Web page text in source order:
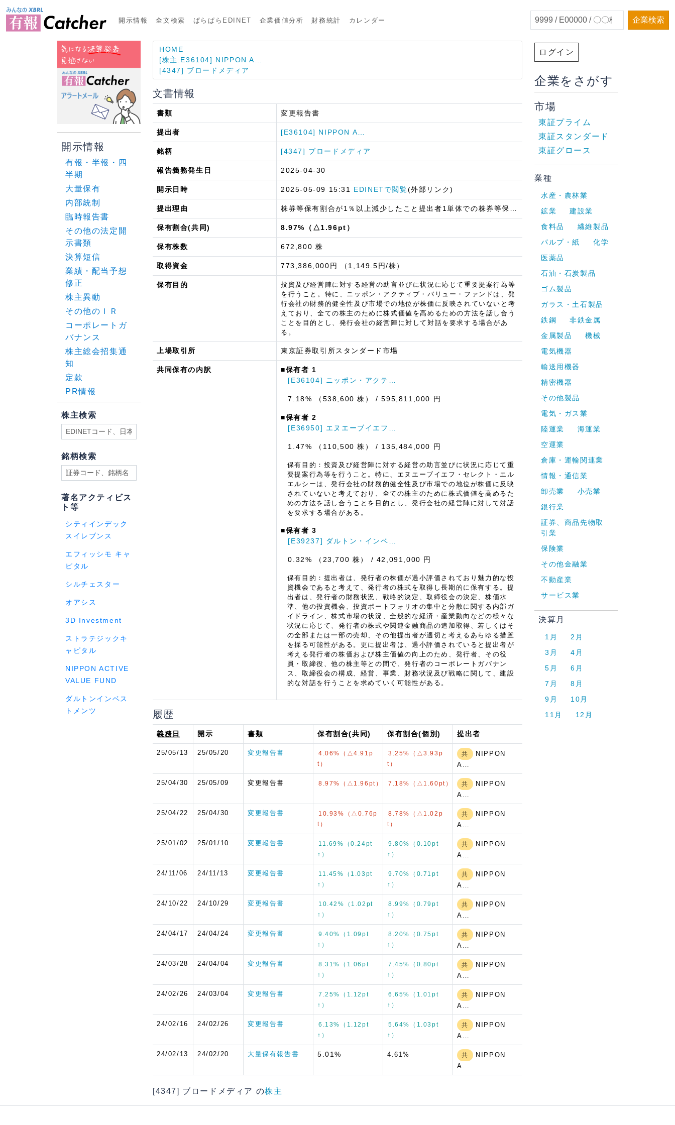
開示情報 全文検索 ぱらぱらEDINET 企業価値分析 財務統計 カレンダー 企業検索
開示情報
有報・半報・四
半期
大量保有
内部統制
臨時報告書
その他の法定開
示書類
決算短信
業績・配当予想
修正
株主異動
その他のＩＲ
コーポレートガ
バナンス
株主総会招集通
知
定款
PR情報
株主検索
銘柄検索
著名アクティビス
ト等
シティインデック
スイレブンス
エフィッシモ キャ
ピタル
シルチェスター
オアシス
3D Investment
ストラテジックキ
ャピタル
NIPPON ACTIVE
VALUE FUND
ダルトンインベス
トメンツ
HOME
[株主:E36104] NIPPON A…
[4347] ブロードメディア
文書情報
書類 変更報告書
提出者 [E36104] NIPPON A…
銘柄 [4347] ブロードメディア
報告義務発生日 2025-04-30
開示日時 2025-05-09 15:31 EDINETで閲覧(外部リンク)
提出理由
保有割合(共同) 8.97%（△1.96pt）
保有株数 672,800 株
取得資金 773,386,000円 （1,149.5円/株）
保有目的
投資及び経営陣に対する経営の助言並びに状況に応じて重要提案行為等
を行うこと。特に、ニッポン・アクティブ・バリュー・ファンドは、発
行会社の財務的健全性及び市場での地位が株価に反映されていないと考
えており、全ての株主のために株式価値を高めるための方法を話し合う
ことを目的とし、発行会社の経営陣に対して対話を要求する場合があ
る。
上場取引所 東京証券取引所スタンダード市場
共同保有の内訳
■保有者 1
[E36104] ニッポン・アクテ…
7.18% （538,600 株）/ 595,811,000 円
■保有者 2
[E36950] エヌエーブイエフ…
1.47% （110,500 株）/ 135,484,000 円
保有目的：投資及び経営陣に対する経営の助言並びに状況に応じて重
要提案行為等を行うこと。特に、エヌエーブイエフ・セレクト・エル
エルシーは、発行会社の財務的健全性及び市場での地位が株価に反映
されていないと考えており、全ての株主のために株式価値を高めるた
めの方法を話し合うことを目的とし、発行会社の経営陣に対して対話
を要求する場合がある。
■保有者 3
[E39237] ダルトン・インベ…
0.32% （23,700 株） / 42,091,000 円
保有目的：提出者は、発行者の株価が過小評価されており魅力的な投
資機会であると考えて、発行者の株式を取得し長期的に保有する。提
出者は、発行者の財務状況、戦略的決定、取締役会の決定、株価水
準、他の投資機会、投資ポートフォリオの集中と分散に関する内部ガ
イドライン、株式市場の状況、全般的な経済・産業動向などの様々な
状況に応じて、発行者の株式や関連金融商品の追加取得、若しくはそ
の全部または一部の売却、その他提出者が適切と考えるあらゆる措置
を採る可能性がある。更に提出者は、過小評価されていると提出者が
考える発行者の株価および株主価値の向上のため、発行者、その役
員・取締役、他の株主等との間で、発行者のコーポレートガバナン
ス、取締役会の構成、経営、事業、財務状況及び戦略に関して、建設
的な対話を行うことを求めていく可能性がある。
履歴
義務日 開示 書類 保有割合(共同) 保有割合(個別) 提出者
25/05/13 25/05/20 変更報告書
4.06%（△4.91p
t）
3.25%（△3.93p
t）
共
NIPPON
A…
25/04/30 25/05/09 変更報告書 8.97%（△1.96pt） 7.18%（△1.60pt） 共
NIPPON
A…
25/04/22 25/04/30 変更報告書
10.93%（△0.76p
t）
8.78%（△1.02p
t）
共
NIPPON
A…
25/01/02 25/01/10 変更報告書
11.69%（0.24pt
↑）
9.80%（0.10pt
↑）
共
NIPPON
A…
24/11/06 24/11/13 変更報告書
11.45%（1.03pt
↑）
9.70%（0.71pt
↑）
共
NIPPON
A…
24/10/22 24/10/29 変更報告書
10.42%（1.02pt
↑）
8.99%（0.79pt
↑）
共
NIPPON
A…
24/04/17 24/04/24 変更報告書
9.40%（1.09pt
↑）
8.20%（0.75pt
↑）
共
NIPPON
A…
24/03/28 24/04/04 変更報告書
8.31%（1.06pt
↑）
7.45%（0.80pt
↑）
共
NIPPON
A…
24/02/26 24/03/04 変更報告書
7.25%（1.12pt
↑）
6.65%（1.01pt
↑）
共
NIPPON
A…
24/02/16 24/02/26 変更報告書
6.13%（1.12pt
↑）
5.64%（1.03pt
↑）
共
NIPPON
A…
24/02/13 24/02/20 大量保有報告書 5.01% 4.61% 共
NIPPON
A…
[4347] ブロードメディア の株主
ログイン
企業をさがす
市場
東証プライム
東証スタンダード
東証グロース
業種
水産・農林業
鉱業
建設業
食料品
繊維製品
パルプ・紙
化学
医薬品
石油・石炭製品
ゴム製品
ガラス・土石製品
鉄鋼
非鉄金属
金属製品
機械
電気機器
輸送用機器
精密機器
その他製品
電気・ガス業
陸運業
海運業
空運業
倉庫・運輸関連業
情報・通信業
卸売業
小売業
銀行業
証券、商品先物取
引業
保険業
その他金融業
不動産業
サービス業
決算月
1月
2月
3月
4月
5月
6月
7月
8月
9月
10月
11月
12月